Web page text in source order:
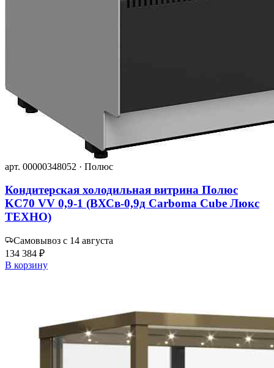
арт. 00000348052 · Полюс
Кондитерская холодильная витрина Полюс
KC70 VV 0,9-1 (ВХСв-0,9д Сarboma Cube Люкс
ТЕХНО)
Самовывоз с 14 августа
134 384 ₽
В корзину